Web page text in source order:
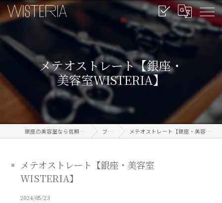
メテオストレート【銀座・
美容室WISTERIA】
銀座の美容室なら信頼のWISTERIA ブログ メテオストレート【銀座・美容室WISTERIA】
メテオストレート【銀座・美容室
WISTERIA】
2024/05/23